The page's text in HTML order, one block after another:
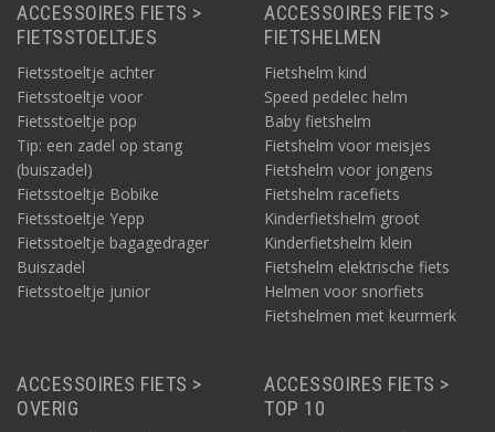
ACCESSOIRES FIETS >
FIETSSTOELTJES
Fietsstoeltje achter
Fietsstoeltje voor
Fietsstoeltje pop
Tip: een zadel op stang
(buiszadel)
Fietsstoeltje Bobike
Fietsstoeltje Yepp
Fietsstoeltje bagagedrager
Buiszadel
Fietsstoeltje junior
ACCESSOIRES FIETS >
FIETSHELMEN
Fietshelm kind
Speed pedelec helm
Baby fietshelm
Fietshelm voor meisjes
Fietshelm voor jongens
Fietshelm racefiets
Kinderfietshelm groot
Kinderfietshelm klein
Fietshelm elektrische fiets
Helmen voor snorfiets
Fietshelmen met keurmerk
ACCESSOIRES FIETS >
OVERIG
ACCESSOIRES FIETS >
TOP 10